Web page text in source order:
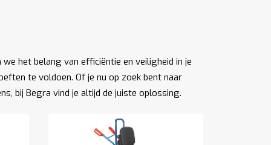
het belang van efficiëntie en veiligheid in je
te voldoen. Of je nu op zoek bent naar
bij Begra vind je altijd de juiste oplossing.